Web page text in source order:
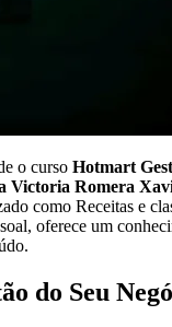
o curso Hotmart
Victoria Romera
como Receitas e
oferece um
do Seu